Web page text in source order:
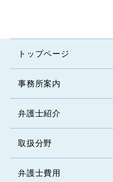
トップページ
事務所案内
弁護士紹介
取扱分野
弁護士費用